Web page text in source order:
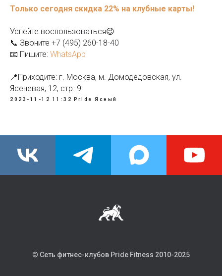
Только сегодня скидка 22% на клубные карты!
Успейте воспользоваться😉
📞 Звоните +7 (495) 260-18-40
📧 Пишите: WhatsApp
📍Приходите: г. Москва, м. Домодедовская, ул.
Ясеневая, 12, стр. 9
2023-11-12 11:32 Pride Ясный
© Сеть фитнес-клубов Pride Fitness 2010-2025